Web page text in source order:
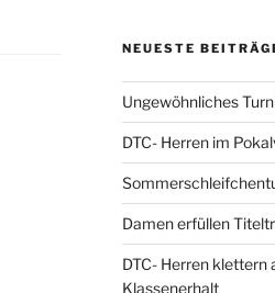
NEUESTE
Ungewöhnliches
DTC- Herren im
Damen erfüllen
DTC- Herren klettern
Klassenerhalt